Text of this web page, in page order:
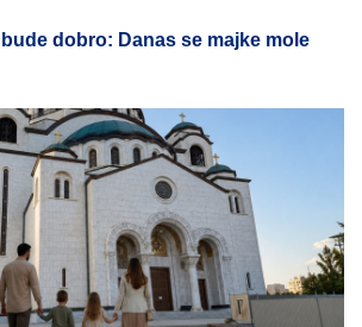
dobro: Danas se majke mole